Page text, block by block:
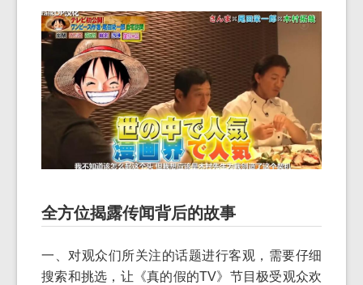
全方位揭露传闻背后的故事
一、对观众们所关注的话题进行客观，需要仔细
搜索和挑选，让《真的假的TV》节目极受观众欢